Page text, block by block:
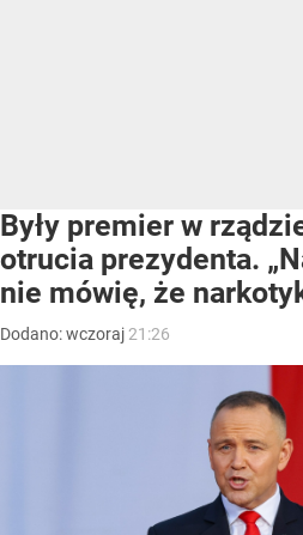
Były premier w
otrucia prezydenta.
nie mówię, że
Dodano:wczoraj 21:26